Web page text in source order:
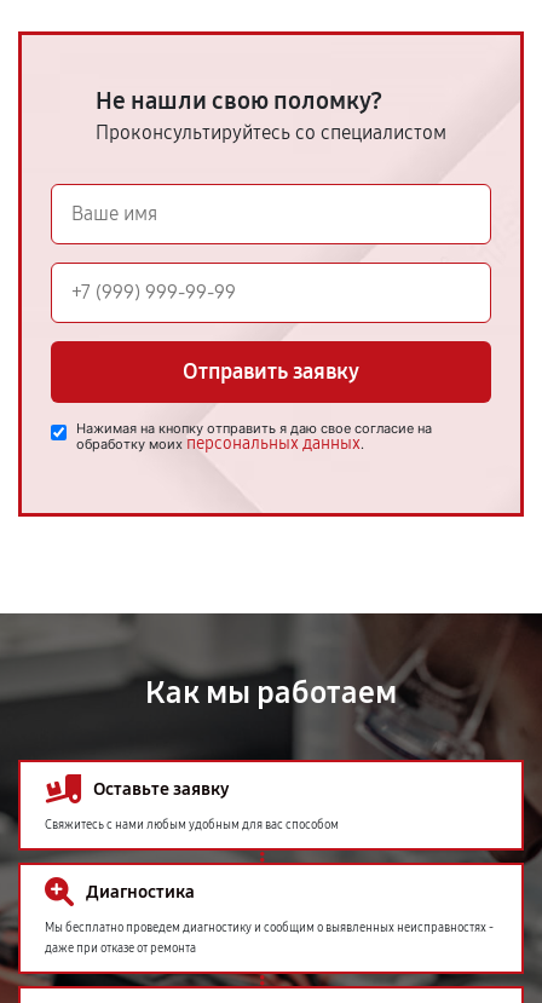
Не нашли свою поломку?
Проконсультируйтесь со специалистом
Отправить заявку
Нажимая на кнопку отправить я даю свое согласие на
обработку моих персональных данных.
Как мы работаем
Оставьте заявку
Свяжитесь с нами любым удобным для вас способом
Диагностика
Мы бесплатно проведем диагностику и сообщим о выявленных неисправностях -
даже при отказе от ремонта